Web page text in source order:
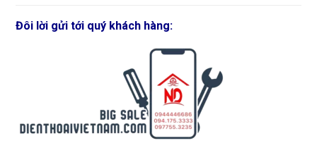
Đôi lời gửi tới quý khách hàng: